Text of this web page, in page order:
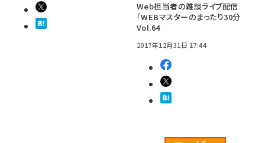
Web担当者の雑談ライブ配信
「WEBマスターのまったり30分
Vol.64
2017年12月31日 17:44